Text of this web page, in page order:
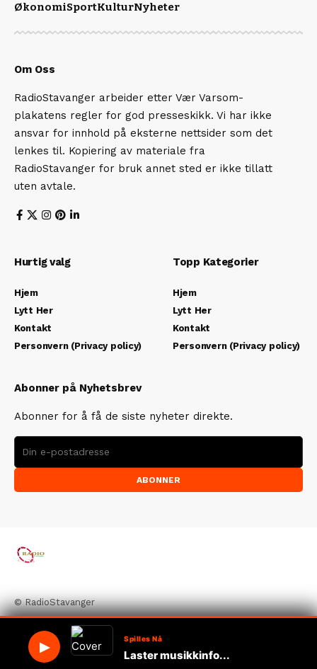
ØkonomiSportKulturNyheter
Om Oss
RadioStavanger arbeider etter Vær Varsom-
plakatens regler for god presseskikk. Vi har ikke
ansvar for innhold på eksterne nettsider som det
lenkes til. Kopiering av materiale fra
RadioStavanger for bruk annet sted er ikke tillatt
uten avtale.
Hurtig valg
Hjem
Lytt Her
Kontakt
Personvern (Privacy policy)
Topp Kategorier
Hjem
Lytt Her
Kontakt
Personvern (Privacy policy)
Abonner på Nyhetsbrev
Abonner for å få de siste nyheter direkte.
ABONNER
© RadioStavanger
▶
Spilles Nå
Laster musikkinfo...